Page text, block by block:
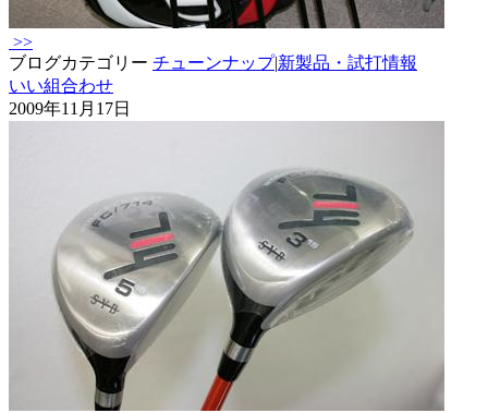
>>
ブログカテゴリー チューンナップ|新製品・試打情報
いい組合わせ
2009年11月17日